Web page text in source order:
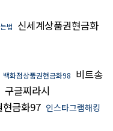
법 신세계상품권현금화
백화점상품권현금화98 비트송
구글찌라시
현금화97 인스타그램해킹